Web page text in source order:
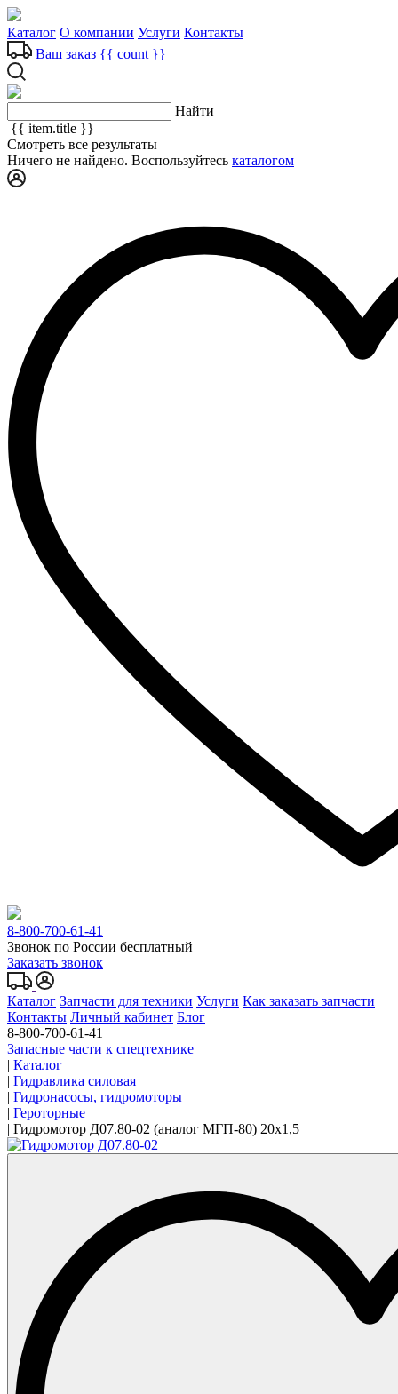
Каталог О компании Услуги Контакты
Ваш заказ {{ count }}
Найти
{{ item.title }}
Смотреть все результаты
Ничего не найдено. Воспользуйтесь каталогом
8-800-700-61-41
Звонок по России бесплатный
Заказать звонок
Каталог Запчасти для техники Услуги Как заказать запчасти
Контакты Личный кабинет Блог
8-800-700-61-41
Запасные части к спецтехнике
| Каталог
| Гидравлика силовая
| Гидронасосы, гидромоторы
| Героторные
| Гидромотор Д07.80-02 (аналог МГП-80) 20x1,5